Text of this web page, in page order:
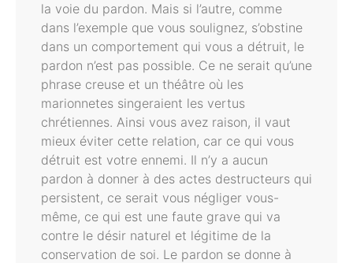
la voie du pardon. Mais si l’autre, comme
dans l’exemple que vous soulignez, s’obstine
dans un comportement qui vous a détruit, le
pardon n’est pas possible. Ce ne serait qu’une
phrase creuse et un théâtre où les
marionnetes singeraient les vertus
chrétiennes. Ainsi vous avez raison, il vaut
mieux éviter cette relation, car ce qui vous
détruit est votre ennemi. Il n’y a aucun
pardon à donner à des actes destructeurs qui
persistent, ce serait vous négliger vous-
même, ce qui est une faute grave qui va
contre le désir naturel et légitime de la
conservation de soi. Le pardon se donne à